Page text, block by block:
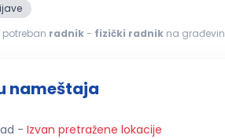
potreban radnik- fizički radnik na
nameštaja
- Izvan pretražene lokacije